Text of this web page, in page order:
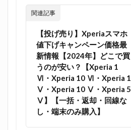
関連記事
【投げ売り】Xperiaスマホ
値下げキャンペーン価格最
新情報【2024年】どこで買
うのが安い？【Xperia 1
Ⅵ・Xperia 10 Ⅵ・Xperia 1
Ⅴ・Xperia 10 Ⅴ・Xperia 5
Ⅴ】【一括・返却・回線な
し・端末のみ購入】